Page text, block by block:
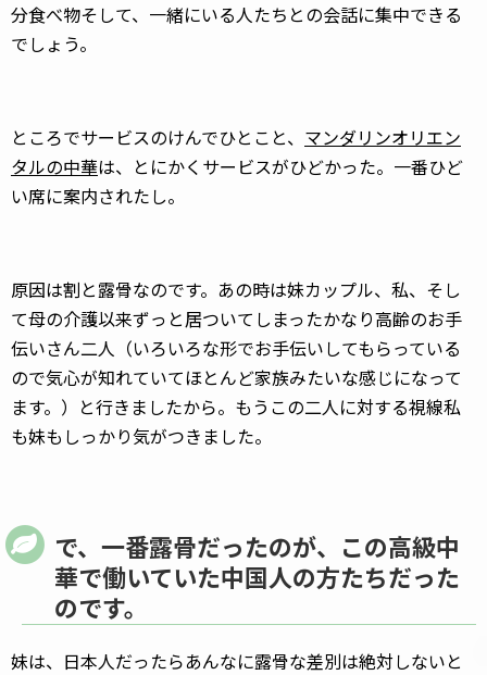
分食べ物そして、一緒にいる人たちとの会話に集中できる
でしょう。
ところでサービスのけんでひとこと、 マンダリンオリエン
タルの中華は、とにかくサービスがひどかった。一番ひど
い席に案内されたし。
原因は割と露骨なのです。あの時は妹カップル、私、そし
て母の介護以来ずっと居ついてしまったかなり高齢のお手
伝いさん二人（いろいろな形でお手伝いしてもらっている
ので気心が知れていてほとんど家族みたいな感じになって
ます。）と行きましたから。もうこの二人に対する視線私
も妹もしっかり気がつきました。
で、一番露骨だったのが、この高級中
華で働いていた中国人の方たちだった
のです。
妹は、日本人だったらあんなに露骨な差別は絶対しないと